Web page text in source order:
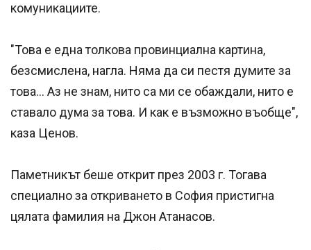
комуникациите.
"Това е една толкова провинциална картина,
безсмислена, нагла. Няма да си пестя думите за
това… Аз не знам, нито са ми се обаждали, нито е
ставало дума за това. И как е възможно въобще",
каза Ценов.
Паметникът беше открит през 2003 г. Тогава
специално за откриването в София пристигна
цялата фамилия на Джон Атанасов.